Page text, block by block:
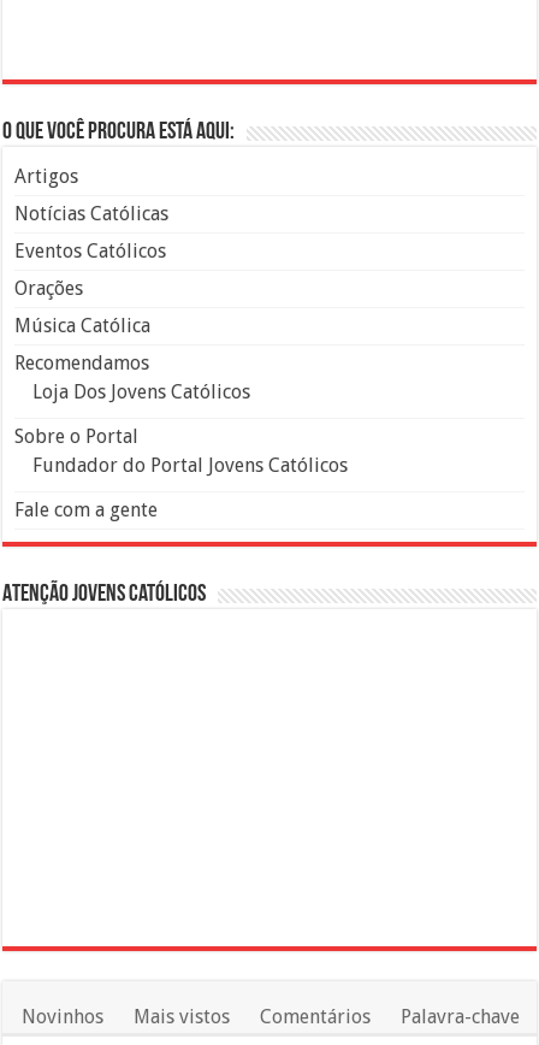
O que você procura está aqui:
Artigos
Notícias Católicas
Eventos Católicos
Orações
Música Católica
Recomendamos
Loja Dos Jovens Católicos
Sobre o Portal
Fundador do Portal Jovens Católicos
Fale com a gente
Atenção Jovens Católicos
Novinhos Mais vistos Comentários Palavra-chave